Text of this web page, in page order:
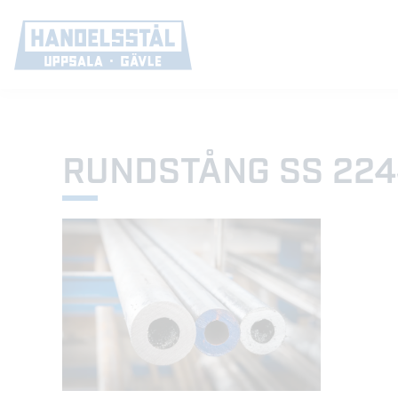
RUNDSTÅNG SS